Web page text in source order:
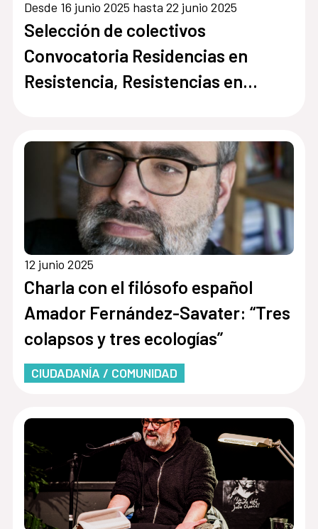
Desde 16 junio 2025 hasta 22 junio 2025
Selección de colectivos
Convocatoria Residencias en
Resistencia, Resistencias en
12 junio 2025
Charla con el filósofo español
Amador Fernández-Savater: “Tres
colapsos y tres ecologías”
CIUDADANÍA / COMUNIDAD